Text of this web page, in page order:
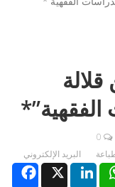
0
البريد الإلكتروني
XLinkedIn